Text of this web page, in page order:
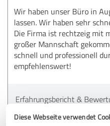
Diese Webseite verwendet
Wir haben unser Büro in
lassen. Wir haben sehr
Die Firma ist rechtzeig mit
großer Mannschaft
schnell und professionell
empfehlenswert!
Erfahrungsbericht &